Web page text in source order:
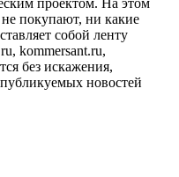
проектом. На этом
покупают, ни какие
собой ленту
kommersant.ru,
без искажения,
публикуемых новостей